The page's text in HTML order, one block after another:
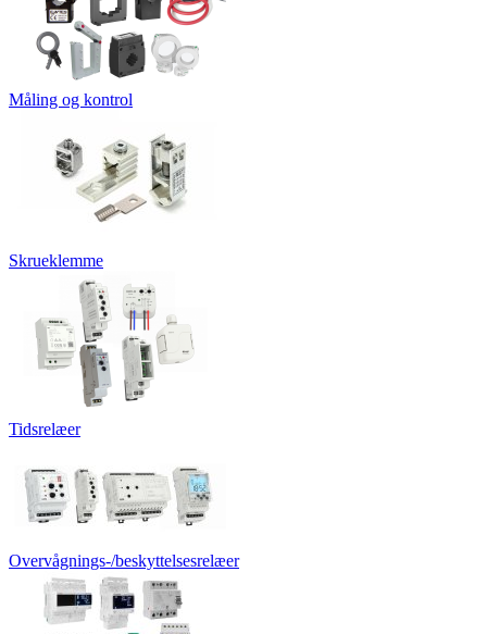
Måling og kontrol
Skrueklemme
Tidsrelæer
Overvågnings-/beskyttelsesrelæer